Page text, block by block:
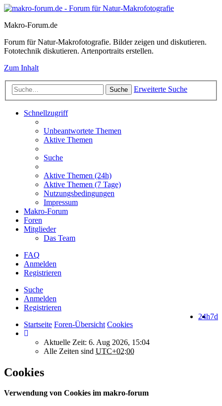
Makro-Forum.de
Forum für Natur-Makrofotografie. Bilder zeigen und diskutieren.
Fototechnik diskutieren. Artenportraits erstellen.
Zum Inhalt
Suche Erweiterte Suche
Schnellzugriff
Unbeantwortete Themen
Aktive Themen
Suche
Aktive Themen (24h)
Aktive Themen (7 Tage)
Nutzungsbedingungen
Impressum
Makro-Forum
Foren
Mitglieder
Das Team
FAQ
Anmelden
Registrieren
Suche
Anmelden
Registrieren
7d
24h
Startseite Foren-Übersicht Cookies
Aktuelle Zeit: 6. Aug 2026, 15:04
Alle Zeiten sind UTC+02:00
Cookies
Verwendung von Cookies im makro-forum